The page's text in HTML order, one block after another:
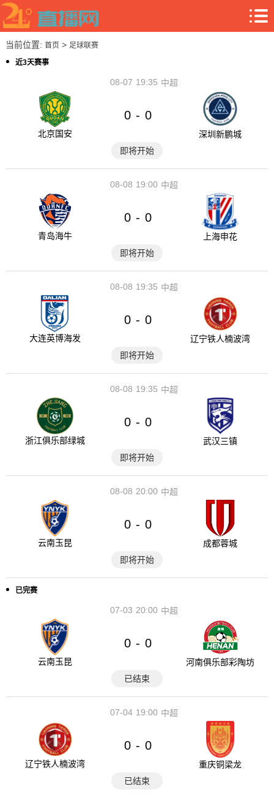
当前位置: 首页> 足球联赛
近3天赛事
19:35
08-07 中超
北京国安
0 - 0
深圳新鹏城
即将开始
19:00
08-08 中超
青岛海牛
0 - 0
上海申花
即将开始
19:35
08-08 中超
大连英博海发
0 - 0
辽宁铁人楠波湾
即将开始
19:35
08-08 中超
浙江俱乐部绿城
0 - 0
武汉三镇
即将开始
20:00
08-08 中超
云南玉昆
0 - 0
成都蓉城
即将开始
已完赛
20:00
07-03 中超
云南玉昆
0 - 0
河南俱乐部彩陶坊
已结束
19:00
07-04 中超
辽宁铁人楠波湾
0 - 0
重庆铜梁龙
已结束